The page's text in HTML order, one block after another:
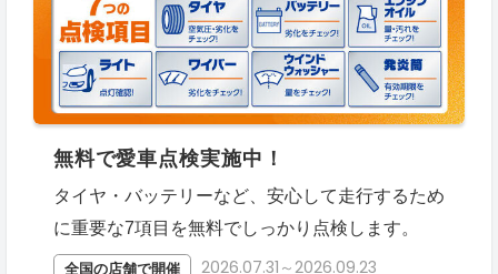
無料で愛車点検実施中！
タイヤ・バッテリーなど、安心して走行するため
に重要な7項目を無料でしっかり点検します。
全国の店舗で開催 2026.07.31～2026.09.23